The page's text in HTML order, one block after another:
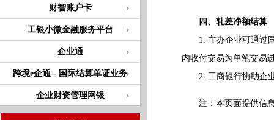
财智账户卡
工银小微金融服务平台
企业通
跨境e企通 - 国际结算单证业务
企业财资管理网银
四、轧差净额结算
1. 主办企业可通过国
内收付交易为单笔交易
2. 工商银行协助企业
注：本页面提供信息